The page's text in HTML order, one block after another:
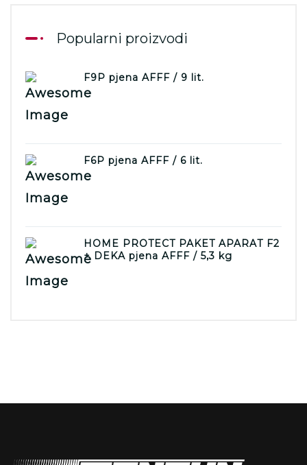
Popularni proizvodi
F9P pjena AFFF / 9 lit.
F6P pjena AFFF / 6 lit.
HOME PROTECT PAKET APARAT F2
+ DEKA pjena AFFF / 5,3 kg